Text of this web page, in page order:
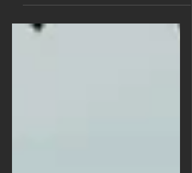
dello Ionio, estate 2025 un'esperienza